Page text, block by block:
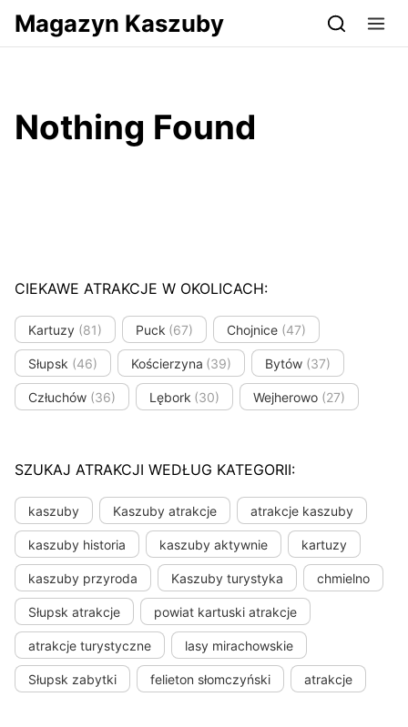
Przejdź do serwisu magazynkaszuby.pl
Magazyn Kaszuby
Nothing Found
CIEKAWE ATRAKCJE W OKOLICACH:
Kartuzy (81) Puck (67) Chojnice (47)
Słupsk (46) Kościerzyna (39) Bytów (37)
Człuchów (36) Lębork (30) Wejherowo (27)
SZUKAJ ATRAKCJI WEDŁUG KATEGORII:
kaszuby Kaszuby atrakcje atrakcje kaszuby
kaszuby historia kaszuby aktywnie kartuzy
kaszuby przyroda Kaszuby turystyka chmielno
Słupsk atrakcje powiat kartuski atrakcje
atrakcje turystyczne lasy mirachowskie
Słupsk zabytki felieton słomczyński atrakcje